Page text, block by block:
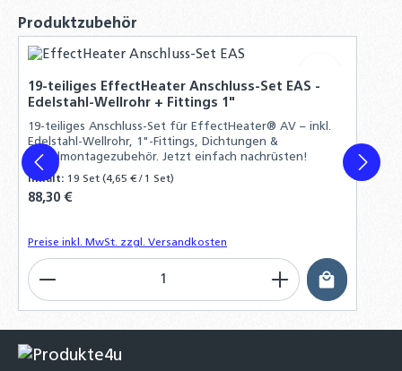
Hochleistungsspeicher mit einem
Produktgalerie überspringen
Produktzubehör
19-teiliges EffectHeater Anschluss-Set EAS -
Edelstahl-Wellrohr + Fittings 1"
19-teiliges Anschluss-Set für EffectHeater® AV – inkl.
Edelstahl-Wellrohr, 1"-Fittings, Dichtungen &
Wandmontagezubehör. Jetzt einfach nachrüsten!
Inhalt: 19 Set(4,65 € / 1 Set)
Regulärer Preis:
88,30 €
Preise inkl. MwSt. zzgl. Versandkosten
Produkt Anzahl: Gib den gewünschten Wert